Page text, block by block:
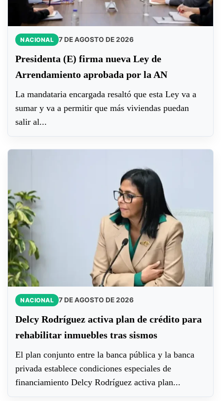
NACIONAL 7 DE AGOSTO DE 2026
Presidenta (E) firma nueva Ley de
Arrendamiento aprobada por la AN
La mandataria encargada resaltó que esta Ley va a
sumar y va a permitir que más viviendas puedan
salir al...
NACIONAL 7 DE AGOSTO DE 2026
Delcy Rodríguez activa plan de crédito para
rehabilitar inmuebles tras sismos
El plan conjunto entre la banca pública y la banca
privada establece condiciones especiales de
financiamiento Delcy Rodríguez activa plan...